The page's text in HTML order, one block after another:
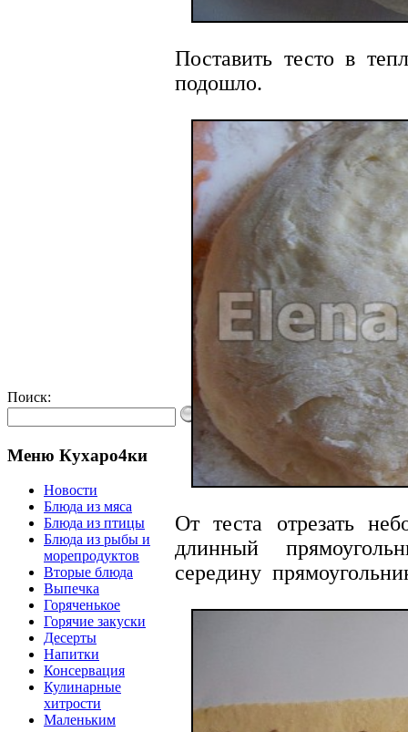
Поиск:
Меню Кухаро4ки
Новости
Блюда из мяса
Блюда из птицы
Блюда из рыбы и
морепродуктов
Вторые блюда
Выпечка
Горяченькое
Горячие закуски
Десерты
Напитки
Консервация
Кулинарные
хитрости
Маленьким
Поставить тесто в
подошло.
От теста отрезать
длинный
середину